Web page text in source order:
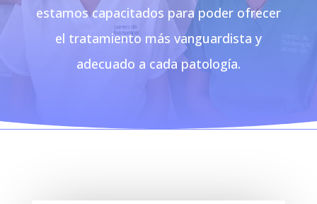
estamos capacitados para poder ofrecer
el tratamiento más vanguardista y
adecuado a cada patología.